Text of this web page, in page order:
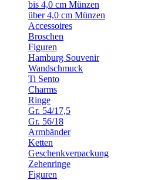
bis 4,0 cm Münzen
über 4,0 cm Münzen
Accessoires
Broschen
Figuren
Hamburg Souvenir
Wandschmuck
Ti Sento
Charms
Ringe
Gr. 54/17,5
Gr. 56/18
Armbänder
Ketten
Geschenkverpackung
Zehenringe
Figuren